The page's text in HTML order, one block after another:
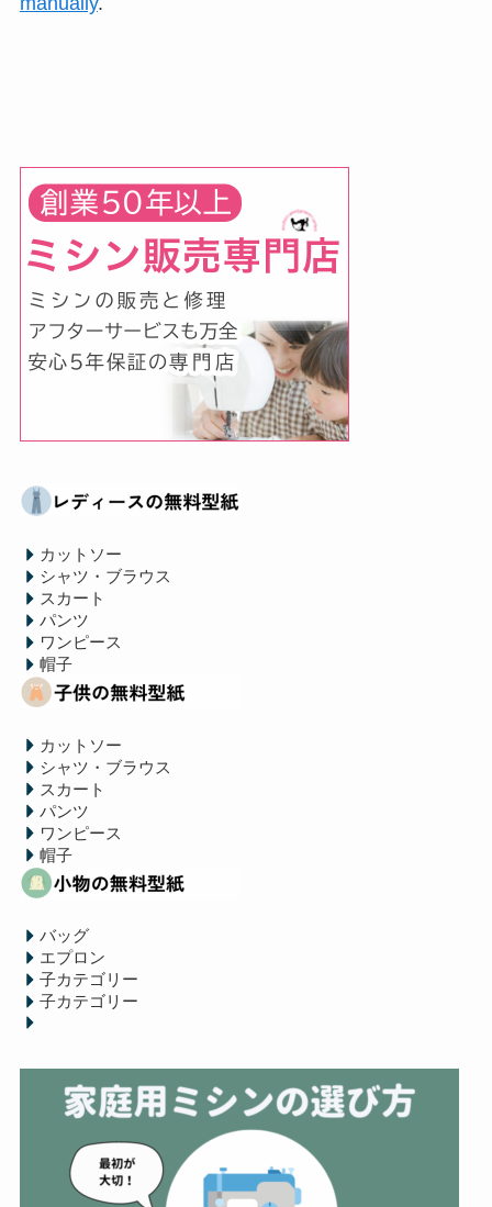
カットソー
シャツ・ブラウス
スカート
パンツ
ワンピース
帽子
カットソー
シャツ・ブラウス
スカート
パンツ
ワンピース
帽子
バッグ
エプロン
子カテゴリー
子カテゴリー